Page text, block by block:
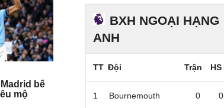
BXH NGOẠI HẠNG
ANH
TT Đội Trận HS
1 Bournemouth 0 0